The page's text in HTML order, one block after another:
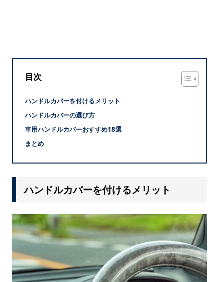
目次
ハンドルカバーを付けるメリット
ハンドルカバーの選び方
車用ハンドルカバーおすすめ18選
まとめ
ハンドルカバーを付けるメリット